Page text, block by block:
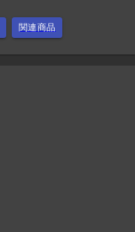
関連商品